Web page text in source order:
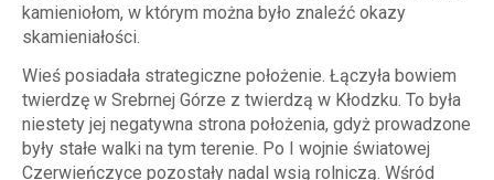
kamieniołom, w którym można było znaleźć okazy
skamieniałości.
Wieś posiadała strategiczne położenie. Łączyła bowiem
twierdzę w Srebrnej Górze z twierdzą w Kłodzku. To była
niestety jej negatywna strona położenia, gdyż prowadzone
były stałe walki na tym terenie. Po I wojnie światowej
Czerwieńczyce pozostały nadal wsią rolniczą. Wśród